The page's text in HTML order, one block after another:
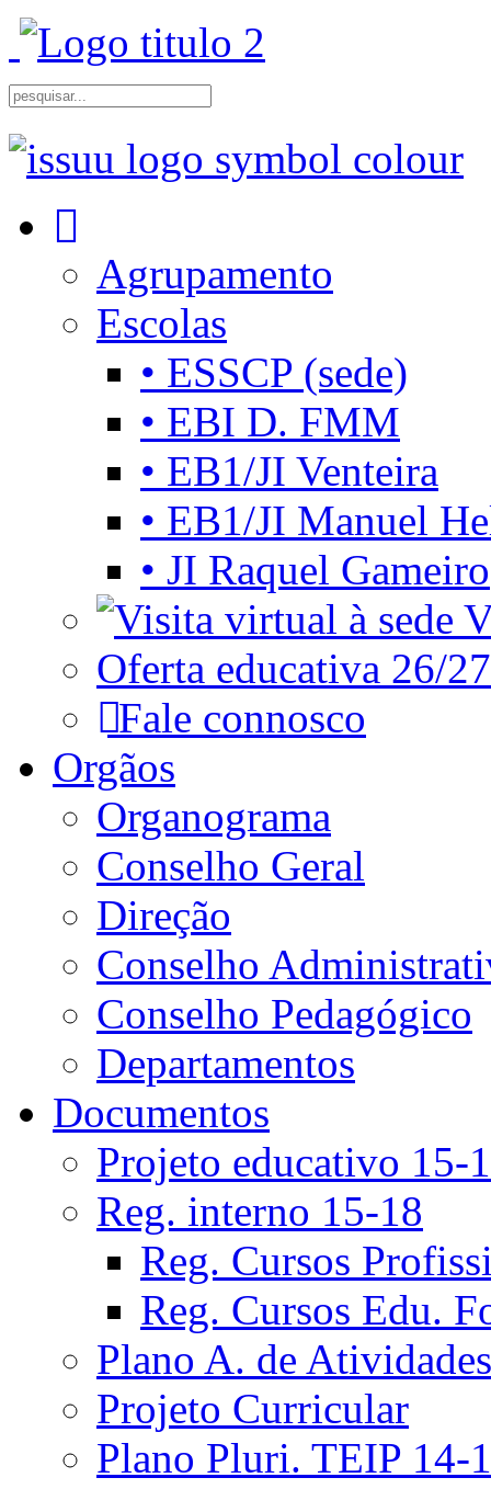
Agrupamento
Escolas
• ESSCP (sede)
• EBI D. FMM
• EB1/JI Venteira
• EB1/JI Manuel
• JI Raquel Gameiro
Oferta educativa 26/27
Fale connosco
Orgãos
Organograma
Conselho Geral
Direção
Conselho
Conselho Pedagógico
Departamentos
Documentos
Projeto educativo 15-
Reg. interno 15-18
Reg. Cursos
Reg. Cursos Edu.
Plano A. de Atividades
Projeto Curricular
Plano Pluri. TEIP 14-